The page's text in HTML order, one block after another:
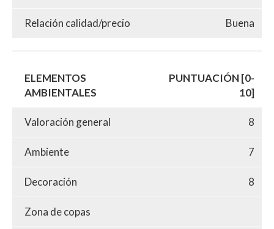
Relación calidad/precio Buena
ELEMENTOS
AMBIENTALES
PUNTUACIÓN [0-
10]
Valoración general 8
Ambiente 7
Decoración 8
Zona de copas